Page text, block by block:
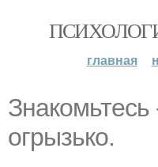
главная
огрызько.